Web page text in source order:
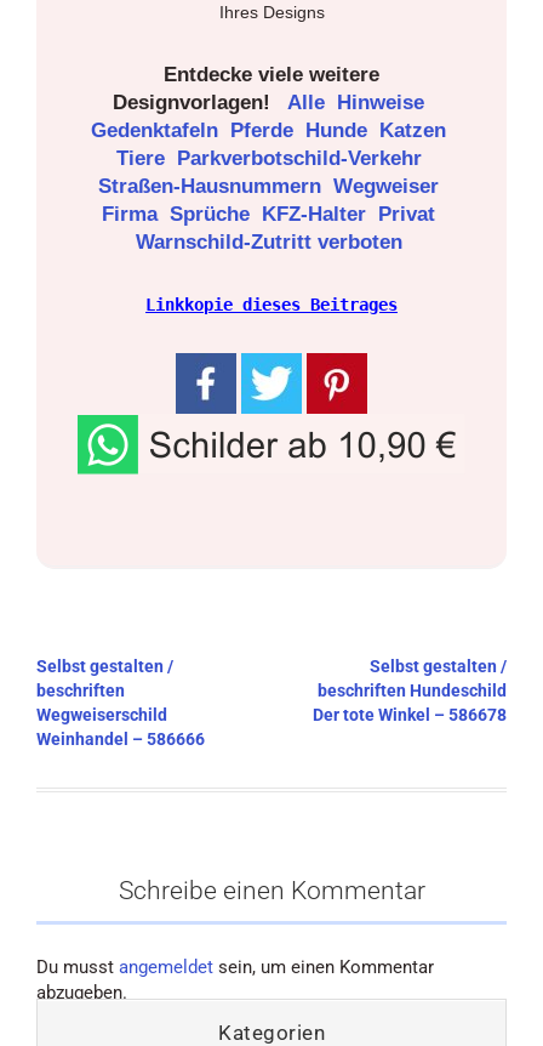
Ihres Designs
Entdecke viele weitere
Designvorlagen!
Alle Hinweise
Gedenktafeln Pferde Hunde Katzen
Tiere Parkverbotschild-Verkehr
Straßen-Hausnummern Wegweiser
Firma Sprüche KFZ-Halter Privat
Warnschild-Zutritt verboten
Linkkopie dieses Beitrages
Beitragsnavigation
Selbst gestalten /
beschriften
Wegweiserschild
Weinhandel – 586666
Selbst gestalten /
beschriften Hundeschild
Der tote Winkel – 586678
Schreibe einen Kommentar
Du musst angemeldet sein, um einen Kommentar
abzugeben.
Kategorien